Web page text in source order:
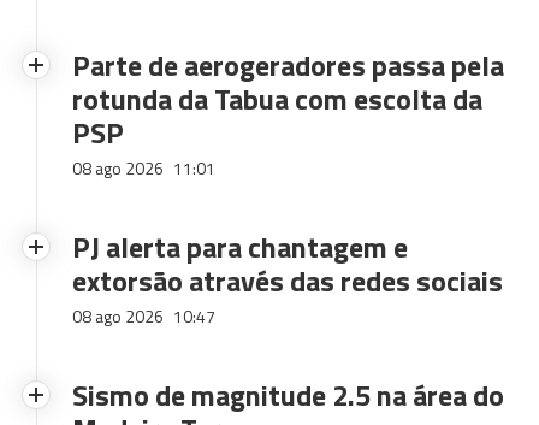
Parte de aerogeradores passa pela
rotunda da Tabua com escolta da
PSP
08 ago 2026 11:01
PJ alerta para chantagem e
extorsão através das redes sociais
08 ago 2026 10:47
Sismo de magnitude 2.5 na área do